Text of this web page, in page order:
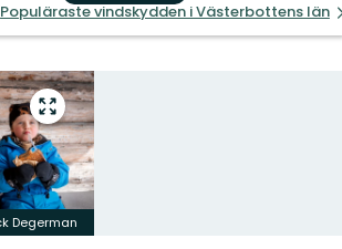
Populäraste vindskydden i Västerbottens län
Gå
till
helskärmsläge
Degerman